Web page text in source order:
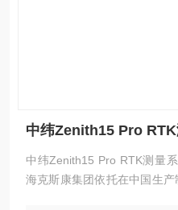
中纬Zenith15 Pro
中纬Zenith15 Pro RTK测量
海克斯康集团依托在中国生产